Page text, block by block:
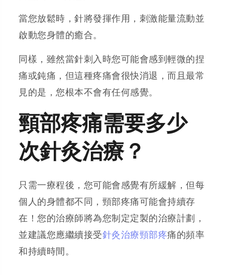
當您放鬆時，針將發揮作用，刺激能量流動並
啟動您身體的癒合。
同樣，雖然當針刺入時您可能會感到輕微的捏
痛或鈍痛，但這種疼痛會很快消退，而且最常
見的是，您根本不會有任何感覺。
頸部疼痛需要多少
次針灸治療？
只需一療程後，您可能會感覺有所緩解，但每
個人的身體都不同，頸部疼痛可能會持續存
在！您的治療師將為您制定定製的治療計劃，
並建議您應繼續接受針灸治療頸部疼痛的頻率
和持續時間。